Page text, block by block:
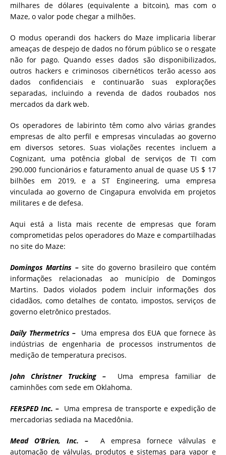
milhares de dólares (equivalente a bitcoin), mas com o
Maze, o valor pode chegar a milhões.
O modus operandi dos hackers do Maze implicaria liberar
ameaças de despejo de dados no fórum público se o resgate
não for pago. Quando esses dados são disponibilizados,
outros hackers e criminosos cibernéticos terão acesso aos
dados confidenciais e continuarão suas explorações
separadas, incluindo a revenda de dados roubados nos
mercados da dark web.
Os operadores de labirinto têm como alvo várias grandes
empresas de alto perfil e empresas vinculadas ao governo
em diversos setores. Suas violações recentes incluem a
Cognizant, uma potência global de serviços de TI com
290.000 funcionários e faturamento anual de quase US $ 17
bilhões em 2019, e a ST Engineering, uma empresa
vinculada ao governo de Cingapura envolvida em projetos
militares e de defesa.
Aqui está a lista mais recente de empresas que foram
comprometidas pelos operadores do Maze e compartilhadas
no site do Maze:
Domingos Martins –site do governo brasileiro que contém
informações relacionadas ao município de Domingos
Martins. Dados violados podem incluir informações dos
cidadãos, como detalhes de contato, impostos, serviços de
governo eletrônico prestados.
Daily Thermetrics –
Uma empresa dos EUA que fornece às
indústrias de engenharia de processos instrumentos de
medição de temperatura precisos.
John Christner Trucking –
Uma empresa familiar de
caminhões com sede em Oklahoma.
FERSPED Inc. – Uma empresa de transporte e expedição de
mercadorias sediada na Macedônia.
Mead O’Brien, Inc. –
A empresa fornece válvulas e
automação de válvulas, produtos e sistemas para vapor e